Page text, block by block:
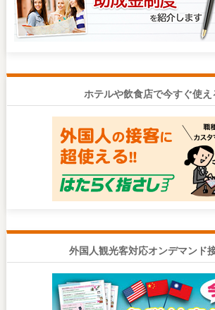
ホテルや飲食店で今すぐ使え
外国人観光客対応オンデマンド